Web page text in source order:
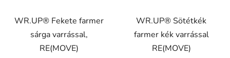
WR.UP® Fekete farmer
sárga varrással,
RE(MOVE)
WR.UP® Sötétkék
farmer kék varrással
RE(MOVE)